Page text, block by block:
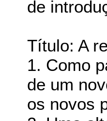
de
Título: A
1. Como
de um
os novos